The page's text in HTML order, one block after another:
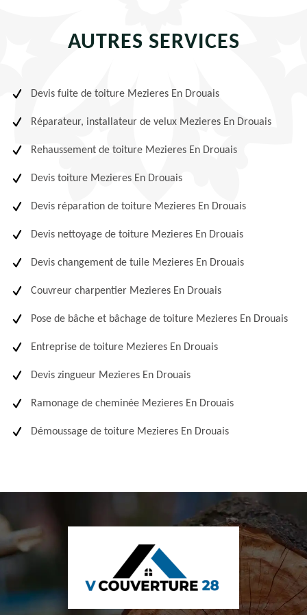
AUTRES SERVICES
Devis fuite de toiture Mezieres En Drouais
Réparateur, installateur de velux Mezieres En Drouais
Rehaussement de toiture Mezieres En Drouais
Devis toiture Mezieres En Drouais
Devis réparation de toiture Mezieres En Drouais
Devis nettoyage de toiture Mezieres En Drouais
Devis changement de tuile Mezieres En Drouais
Couvreur charpentier Mezieres En Drouais
Pose de bâche et bâchage de toiture Mezieres En Drouais
Entreprise de toiture Mezieres En Drouais
Devis zingueur Mezieres En Drouais
Ramonage de cheminée Mezieres En Drouais
Démoussage de toiture Mezieres En Drouais